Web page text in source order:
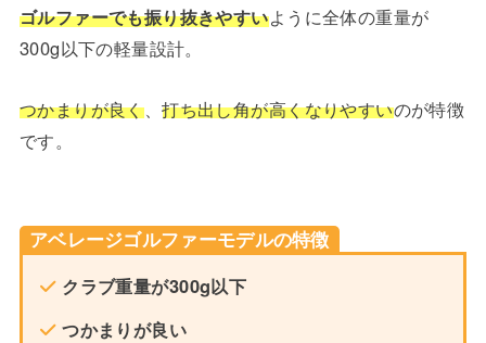
ゴルファーでも振り抜きやすいように全体の重量が
300g以下の軽量設計。
つかまりが良く、打ち出し角が高くなりやすいのが特徴
です。
アベレージゴルファーモデルの特徴
クラブ重量が300g以下
つかまりが良い